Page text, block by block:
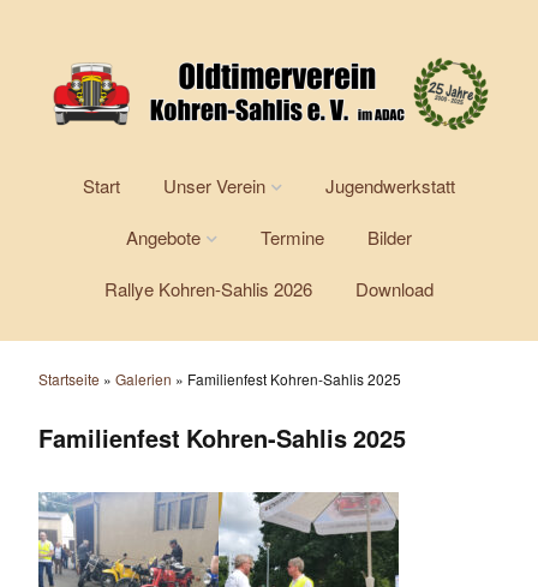
Start Unser Verein
Über uns
Vorstand
Jugendwerkstatt
Angebote
Kraftfahrerschulung
Altdeutsche Schriften
Stammtisch und Co.
Skattreffen
Technikmuseum
Termine Bilder
Rallye Kohren-Sahlis 2026 Download
Startseite » Galerien » Familienfest Kohren-Sahlis 2025
Familienfest Kohren-Sahlis 2025